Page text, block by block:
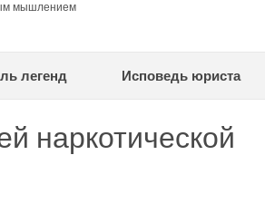
мышлением
легенд Исповедь юриста
наркотической